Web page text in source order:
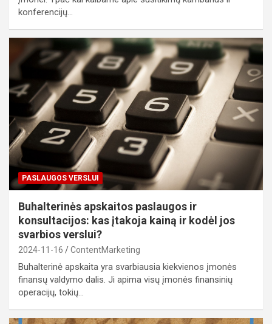
konferencijų…
PASLAUGOS VERSLUI
Buhalterinės apskaitos paslaugos ir
konsultacijos: kas įtakoja kainą ir kodėl jos
svarbios verslui?
2024-11-16 ContentMarketing
Buhalterinė apskaita yra svarbiausia kiekvienos įmonės
finansų valdymo dalis. Ji apima visų įmonės finansinių
operacijų, tokių…